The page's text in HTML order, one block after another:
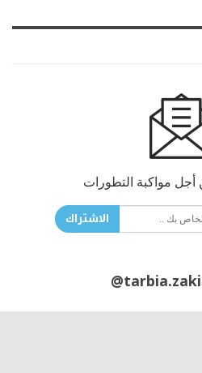
أجل مواكبة التطورات
الاشتراك